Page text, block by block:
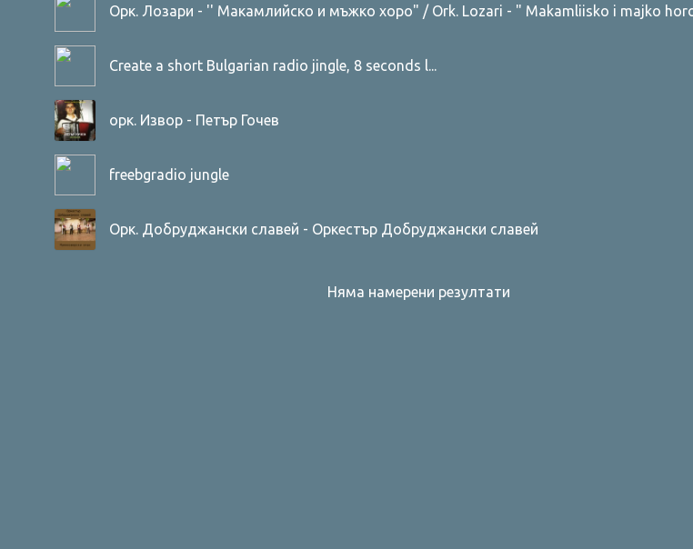
Орк. Лозари - '' Макамлийско и мъжко хоро" / Ork. Lozari - " Makamliisko i majko
Create a short Bulgarian radio jingle, 8 seconds l...
орк. Извор - Петър Гочев
freebgradio jungle
Орк. Добруджански славей - Оркестър Добруджански славей
Няма намерени резултати